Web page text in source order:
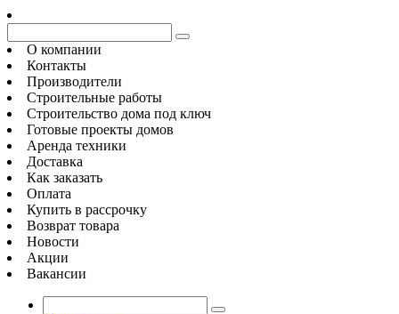
О компании
Контакты
Производители
Строительные работы
Строительство дома под ключ
Готовые проекты домов
Аренда техники
Доставка
Как заказать
Оплата
Купить в рассрочку
Возврат товара
Новости
Акции
Вакансии